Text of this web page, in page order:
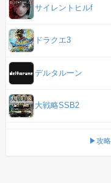
サイレントヒルf
ドラクエ3
デルタルーン
大戦略SSB2
▶攻略